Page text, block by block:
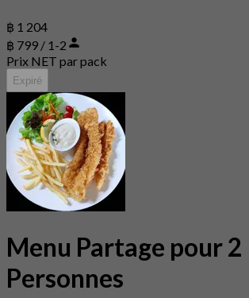
฿ 1 204
฿ 799 / 1-2
Prix NET par pack
Expiré
Menu Partage pour 2
Personnes